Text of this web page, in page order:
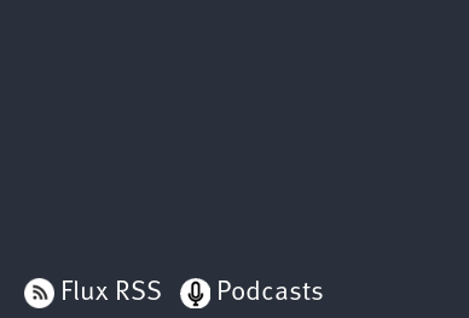
Flux RSS Podcasts